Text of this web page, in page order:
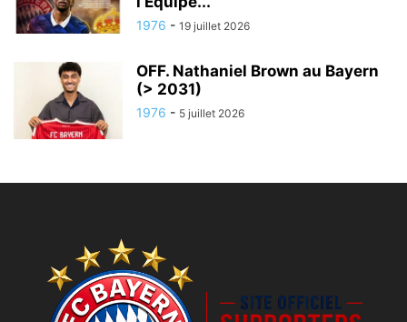
1976 - 19 juillet 2026
OFF. Nathaniel Brown au Bayern
(> 2031)
1976 - 5 juillet 2026